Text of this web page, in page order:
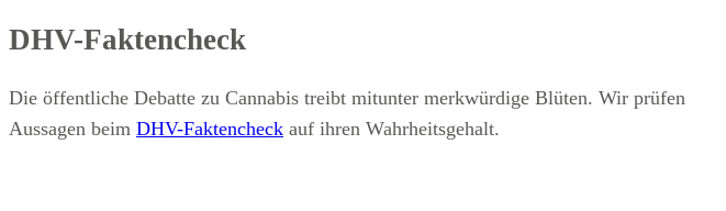
DHV-Faktencheck
Die öffentliche Debatte zu Cannabis treibt mitunter merkwürdige Blüten. Wir prüfen
Aussagen beim DHV-Faktencheck auf ihren Wahrheitsgehalt.